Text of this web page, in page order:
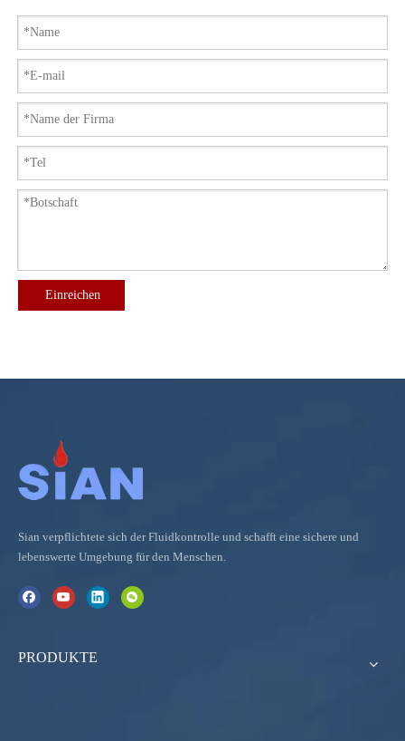
Einreichen
Sian verpflichtete sich der Fluidkontrolle und schafft eine sichere und
lebenswerte Umgebung für den Menschen.
PRODUKTE